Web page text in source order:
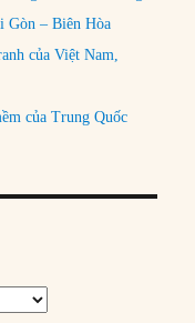
Gòn – Biên Hòa
của Việt Nam,
của Trung Quốc